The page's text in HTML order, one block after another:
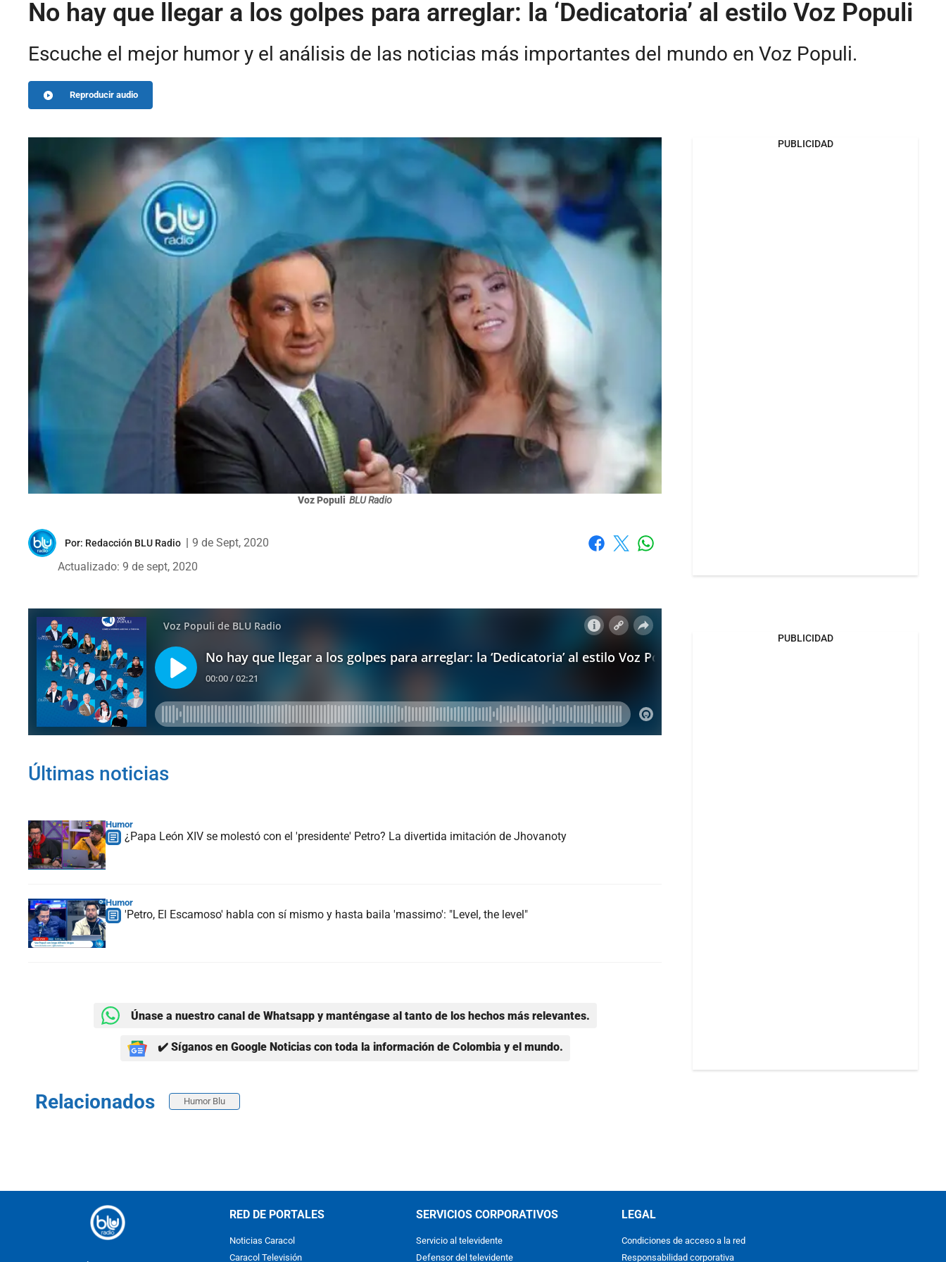
No hay que llegar a los golpes para arreglar: la ‘Dedicatoria’ al estilo Voz Populi
Escuche el mejor humor y el análisis de las noticias más importantes del mundo en Voz Populi.
Reproducir audio
Voz Populi BLU Radio
Por: Redacción BLU Radio
9 de Sept, 2020
Actualizado: 9 de sept, 2020
Últimas noticias
Humor
¿Papa León XIV se molestó con el 'presidente' Petro? La divertida imitación de Jhovanoty
Humor
'Petro, El Escamoso' habla con sí mismo y hasta baila 'massimo': "Level, the level"
Únase a nuestro canal de Whatsapp y manténgase al tanto de los hechos más relevantes.
✔️ Síganos en Google Noticias con toda la información de Colombia y el mundo.
Relacionados Humor Blu
PUBLICIDAD
PUBLICIDAD
RED DE PORTALES
Noticias Caracol
Caracol Televisión
SERVICIOS CORPORATIVOS
Servicio al televidente
Defensor del televidente
LEGAL
Condiciones de acceso a la red
Responsabilidad corporativa